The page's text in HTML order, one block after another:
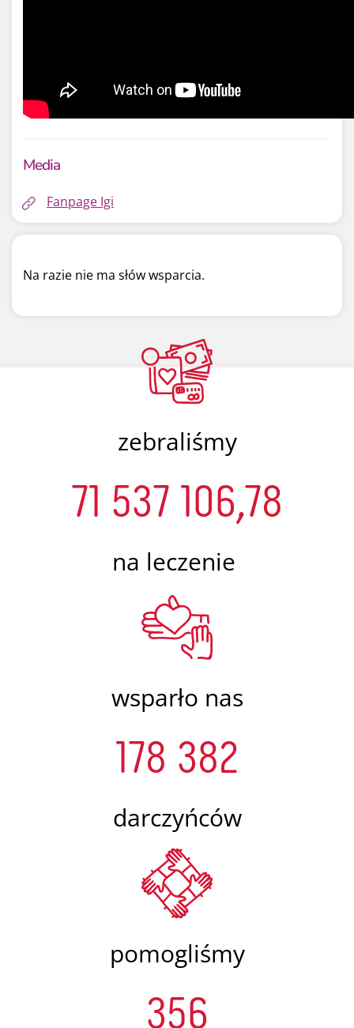
Media
Fanpage Igi
Na razie nie ma słów wsparcia.
zebraliśmy
71 537 106,78
na leczenie
wsparło nas
178 382
darczyńców
pomogliśmy
356